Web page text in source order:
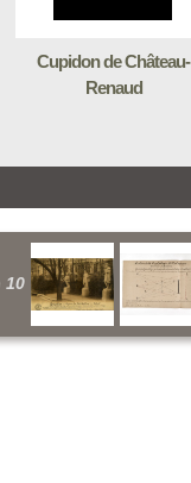
Cupidon de Château-
Renaud
10